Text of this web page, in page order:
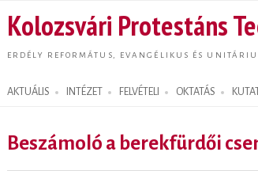
Kolozsvári Protestáns
ERDÉLY REFORMÁTUS, EVANGÉLIKUS ÉS
AKTUÁLIS INTÉZET FELVÉTELI OKTATÁS
Search form
Beszámoló a berekfürdői